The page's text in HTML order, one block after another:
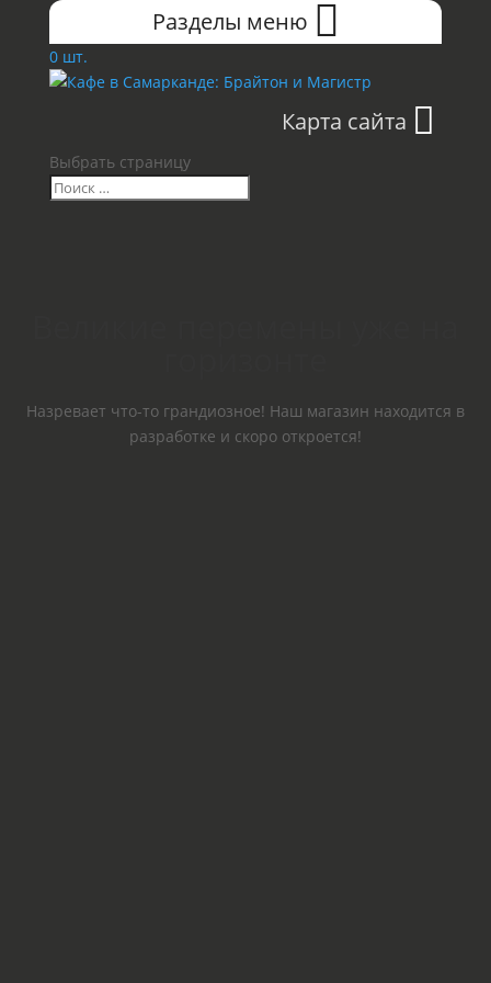
Разделы меню
0 шт.
Карта сайта
Выбрать страницу
Назревает что-то грандиозное! Наш магазин находится в
разработке и скоро откроется!